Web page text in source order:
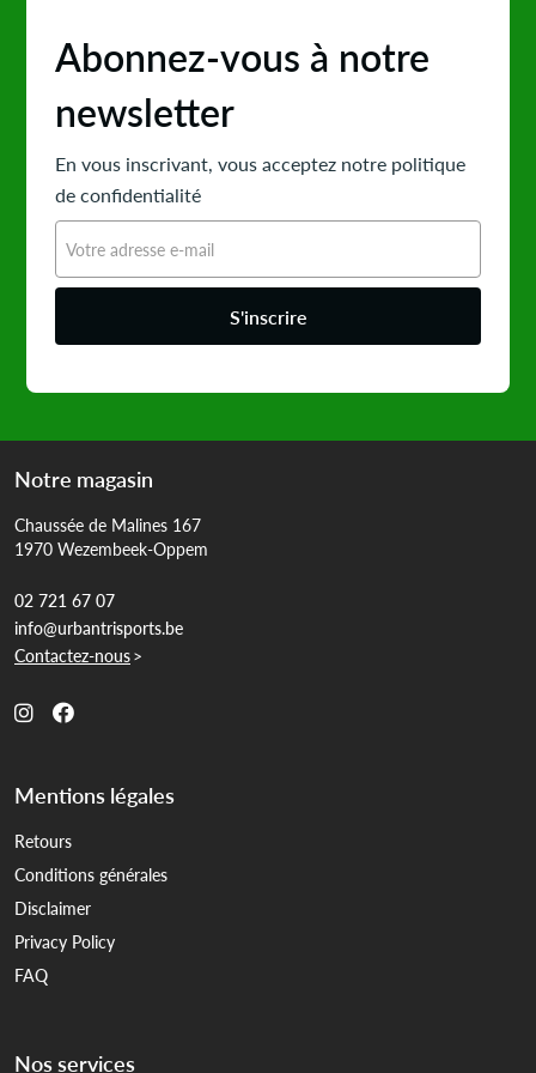
Abonnez-vous à notre
newsletter
En vous inscrivant, vous acceptez notre politique
de confidentialité
S'inscrire
Notre magasin
Chaussée de Malines 167
1970 Wezembeek-Oppem
02 721 67 07
info@urbantrisports.be
Contactez-nous>
Mentions légales
Retours
Conditions générales
Disclaimer
Privacy Policy
FAQ
Nos services